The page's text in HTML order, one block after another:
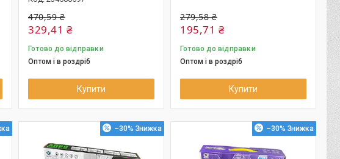
470,59 ₴
329,41 ₴
Готово до відправки
Оптом і в роздріб
Купити
279,58 ₴
195,71 ₴
Готово до відправки
Оптом і в роздріб
Купити
–30% –30%